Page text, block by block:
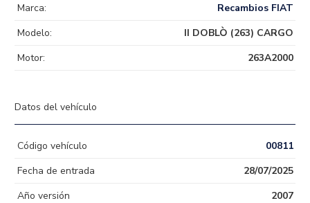
Marca:
Recambios FIAT
Modelo:
II DOBLÒ (263) CARGO
Motor:
263A2000
Datos del vehículo
Código vehículo
00811
Fecha de entrada
28/07/2025
Año versión
2007